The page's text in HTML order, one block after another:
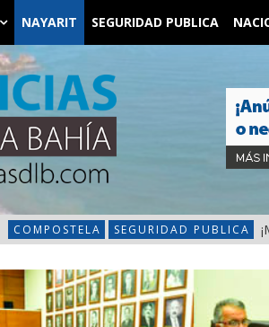
NAYARIT SEGURIDAD PUBLICA
COMPOSTELA SEGURIDAD PUBLICA